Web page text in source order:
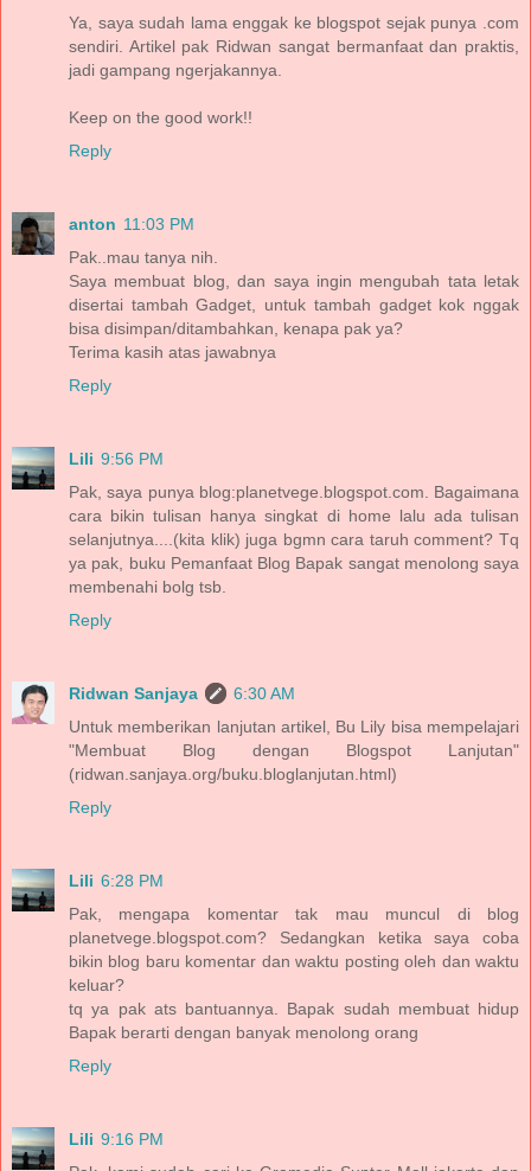
Ya, saya sudah lama enggak ke blogspot sejak punya .com
sendiri. Artikel pak Ridwan sangat bermanfaat dan praktis,
jadi gampang ngerjakannya.
Keep on the good work!!
Reply
anton 11:03 PM
Pak..mau tanya nih.
Saya membuat blog, dan saya ingin mengubah tata letak
disertai tambah Gadget, untuk tambah gadget kok nggak
bisa disimpan/ditambahkan, kenapa pak ya?
Terima kasih atas jawabnya
Reply
Lili 9:56 PM
Pak, saya punya blog:planetvege.blogspot.com. Bagaimana
cara bikin tulisan hanya singkat di home lalu ada tulisan
selanjutnya....(kita klik) juga bgmn cara taruh comment? Tq
ya pak, buku Pemanfaat Blog Bapak sangat menolong saya
membenahi bolg tsb.
Reply
Ridwan Sanjaya
6:30 AM
Untuk memberikan lanjutan artikel, Bu Lily bisa mempelajari
"Membuat Blog dengan Blogspot Lanjutan"
(ridwan.sanjaya.org/buku.bloglanjutan.html)
Reply
Lili 6:28 PM
Pak, mengapa komentar tak mau muncul di blog
planetvege.blogspot.com? Sedangkan ketika saya coba
bikin blog baru komentar dan waktu posting oleh dan waktu
keluar?
tq ya pak ats bantuannya. Bapak sudah membuat hidup
Bapak berarti dengan banyak menolong orang
Reply
Lili 9:16 PM